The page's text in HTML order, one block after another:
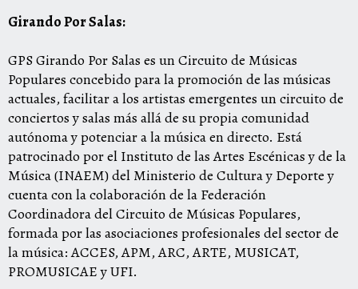
Girando Por Salas:
GPS Girando Por Salas es un Circuito de Músicas
Populares concebido para la promoción de las músicas
actuales, facilitar a los artistas emergentes un circuito de
conciertos y salas más allá de su propia comunidad
autónoma y potenciar a la música en directo. Está
patrocinado por el Instituto de las Artes Escénicas y de la
Música (INAEM) del Ministerio de Cultura y Deporte y
cuenta con la colaboración de la Federación
Coordinadora del Circuito de Músicas Populares,
formada por las asociaciones profesionales del sector de
la música: ACCES, APM, ARC, ARTE, MUSICAT,
PROMUSICAE y UFI.